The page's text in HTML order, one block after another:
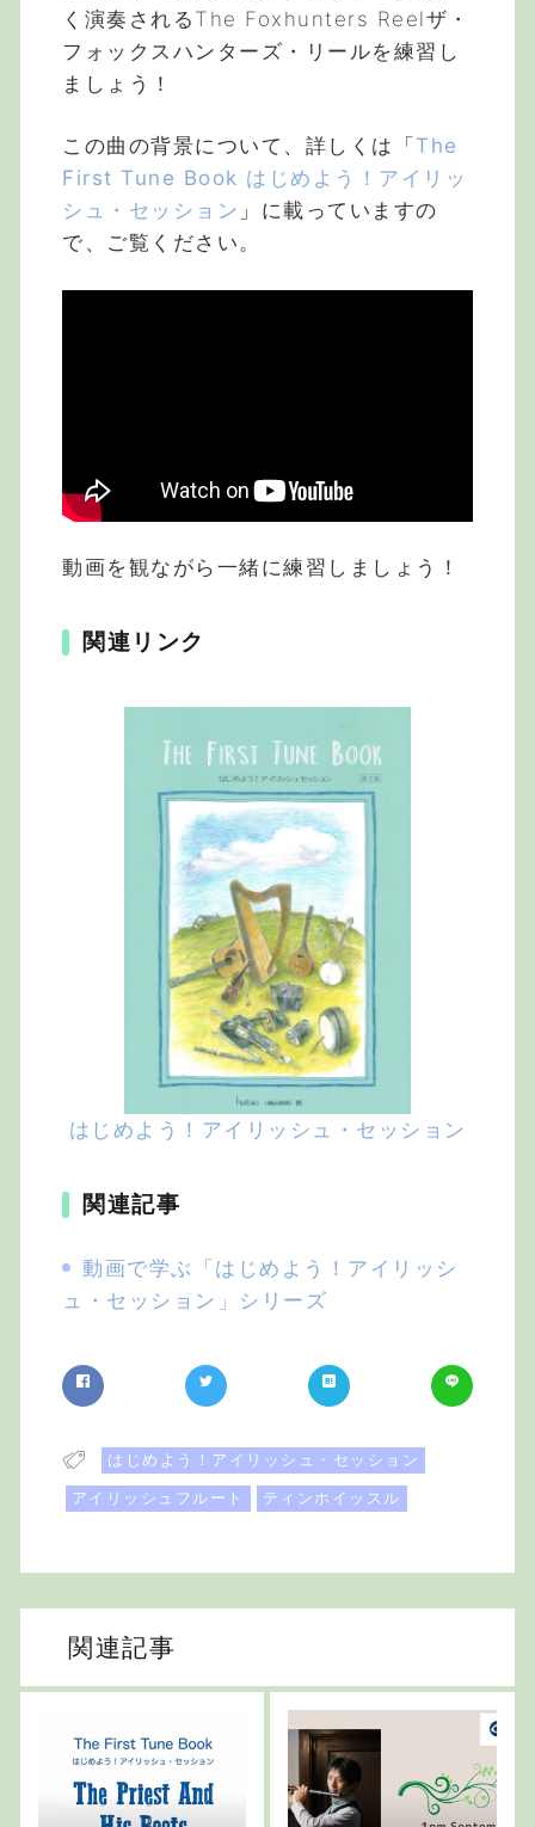
く演奏されるThe Foxhunters Reelザ・
フォックスハンターズ・リールを練習し
ましょう！
この曲の背景について、詳しくは「 The
First Tune Book はじめよう！アイリッ
シュ・セッション 」に載っていますの
で、ご覧ください。
動画を観ながら一緒に練習しましょう！
関連リンク
はじめよう！アイリッシュ・セッション
関連記事
動画で学ぶ「はじめよう！アイリッシ
ュ・セッション」シリーズ
はじめよう！アイリッシュ・セッション
アイリッシュフルート
ティンホイッスル
関連記事